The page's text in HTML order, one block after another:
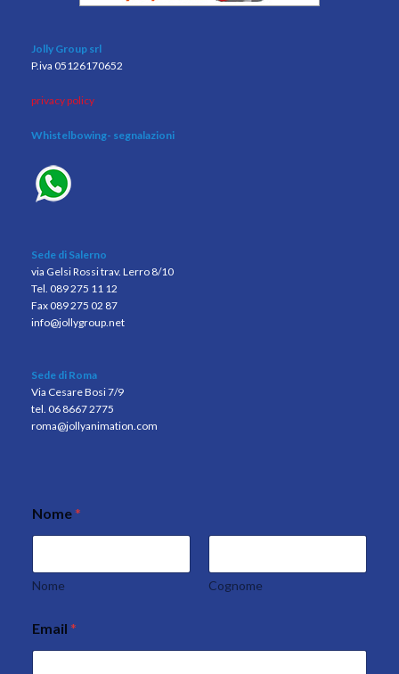
Jolly Group srl
P.iva 05126170652
privacy policy
Whistelbowing- segnalazioni
Sede di Salerno
via Gelsi Rossi trav. Lerro 8/10
Tel. 089 275 11 12
Fax 089 275 02 87
info@jollygroup.net
Sede di Roma
Via Cesare Bosi 7/9
tel. 06 8667 2775
roma@jollyanimation.com
Nome*
Nome Cognome
Email *